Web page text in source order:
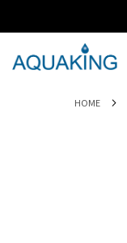
NAAR
INHOUD
HOME